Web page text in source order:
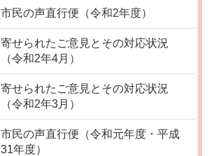
市民の声直行便（令和2年度）
寄せられたご意見とその対応状況
（令和2年4月）
寄せられたご意見とその対応状況
（令和2年3月）
市民の声直行便（令和元年度・平成
31年度）